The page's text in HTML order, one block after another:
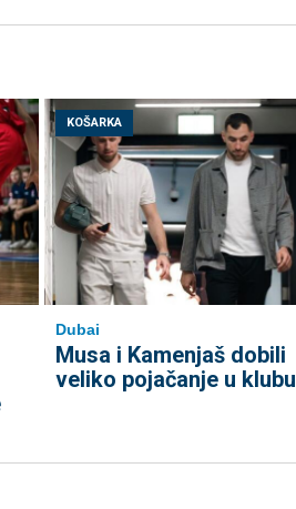
KOŠARKA
Dubai
Musa i Kamenjaš dobili
veliko pojačanje u klubu